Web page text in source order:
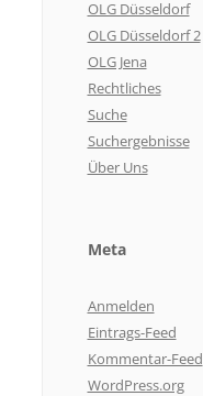
OLG Düsseldorf
OLG Düsseldorf 2
OLG Jena
Rechtliches
Suche
Suchergebnisse
Über Uns
Meta
Anmelden
Eintrags-Feed
Kommentar-Feed
WordPress.org